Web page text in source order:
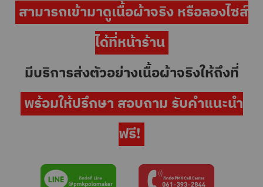
สามารถเข้ามาดูเนื้อผ้าจริง หรือลองไซส์
ได้ที่หน้าร้าน
มีบริการส่งตัวอย่างเนื้อผ้าจริงให้ถึงที่
พร้อมให้ปรึกษา สอบถาม รับคำแนะนำ
ฟรี!